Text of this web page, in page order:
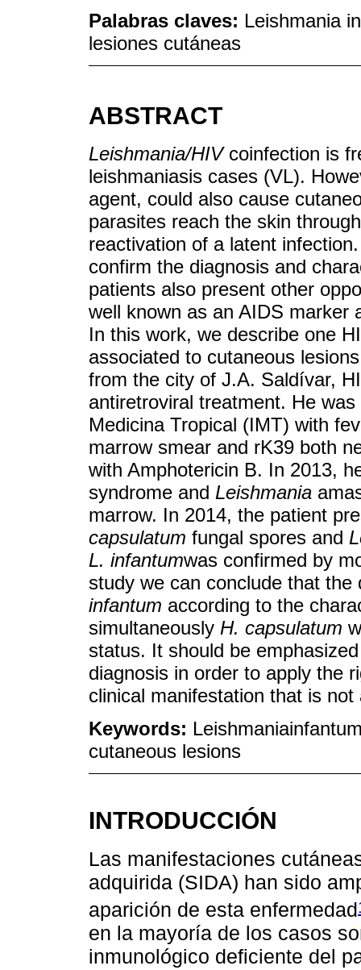
Palabras claves: Leishmania
lesiones cutáneas
ABSTRACT
Leishmania/HIVcoinfection is
leishmaniasis cases (VL).
agent, could also cause
parasites reach the skin
reactivation of a latent
confirm the diagnosis and
patients also present other
well known as an AIDS marker
In this work, we describe one
associated to cutaneous
from the city of J.A. Saldívar,
antiretroviral treatment. He
Medicina Tropical (IMT) with
marrow smear and rK39 both
with Amphotericin B. In 2013,
syndrome and Leishmania
marrow. In 2014, the patient
capsulatum fungal spores and
L. infantumwas confirmed by
study we can conclude that
infantum according to the
simultaneously H. capsulatum
status. It should be
diagnosis in order to apply the
clinical manifestation that is
Keywords:
cutaneous lesions
INTRODUCCIÓN
Las manifestaciones
adquirida (SIDA) han sido
aparición de esta enfermedad
en la mayoría de los casos
inmunológico deficiente del